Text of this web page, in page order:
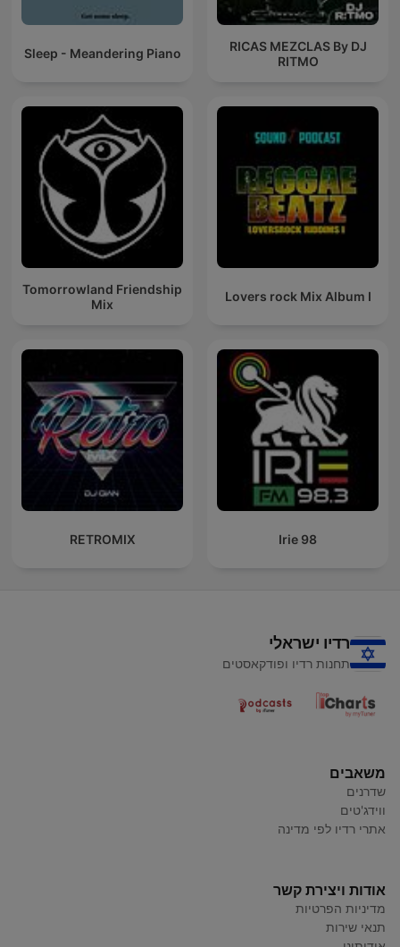
RICAS MEZCLAS By DJ
RITMO
Sleep - Meandering Piano
Lovers rock Mix Album I
Tomorrowland Friendship
Mix
Irie 98
RETROMIX
רדיו ישראלי
תחנות רדיו ופודקאסטים
משאבים
שדרנים
ווידג'טים
אתרי רדיו לפי מדינה
אודות ויצירת קשר
מדיניות הפרטיות
תנאי שירות